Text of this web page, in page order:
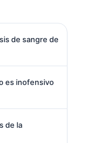
de sangre de
es inofensivo
de la